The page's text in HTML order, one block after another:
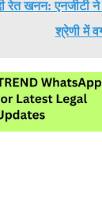
रेत खनन: एनजीटी ने
श्रेणी में